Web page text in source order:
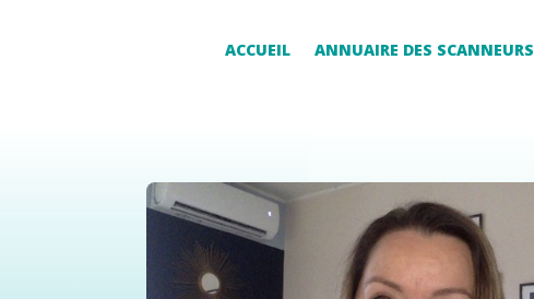
ACCUEIL ANNUAIRE DES SCANNEURS